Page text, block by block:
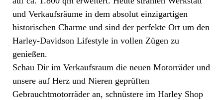
und Verkaufsräume in dem absolut einzigartigen
historischen Charme und sind der perfekte Ort um den
Harley-Davidson Lifestyle in vollen Zügen zu
genießen.
Schau Dir im Verkaufsraum die neuen Motorräder und
unsere auf Herz und Nieren geprüften
Gebrauchtmotorräder an, schnüstere im Harley Shop